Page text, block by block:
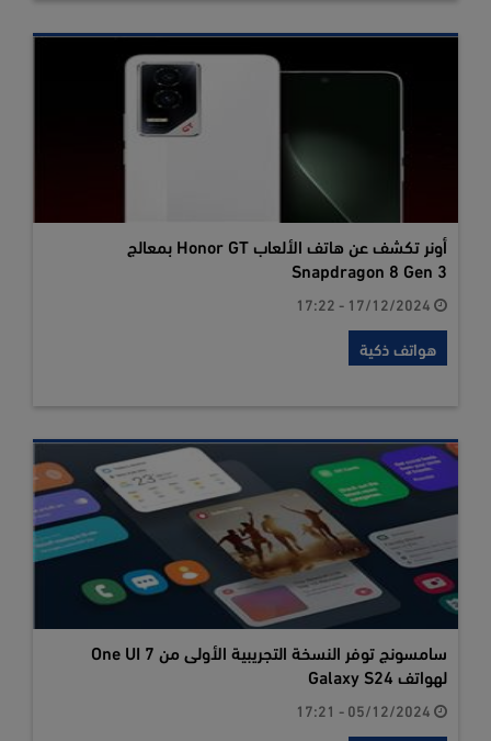
أونر تكشف عن هاتف الألعاب Honor GT بمعالج
Snapdragon 8 Gen 3
هواتف ذكية
سامسونج توفر النسخة التجريبية الأولى من One UI 7
لهواتف Galaxy S24